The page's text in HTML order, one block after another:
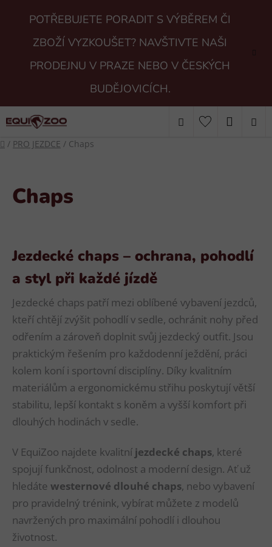
POTŘEBUJETE PORADIT S VÝBĚREM ČI
ZBOŽÍ VYZKOUŠET? NAVŠTIVTE NAŠI
PRODEJNU V PRAZE NEBO V ČESKÝCH
BUDĚJOVICÍCH.
Hledat
Domů
/ PRO JEZDCE / Chaps
Chaps
Jezdecké chaps – ochrana, pohodlí
a styl při každé jízdě
Jezdecké chaps patří mezi oblíbené vybavení jezdců,
kteří chtějí zvýšit pohodlí v sedle, ochránit nohy před
odřením a zároveň doplnit svůj jezdecký outfit. Jsou
praktickým řešením pro každodenní ježdění, práci
kolem koní i sportovní disciplíny. Díky kvalitním
materiálům a ergonomickému střihu poskytují větší
stabilitu, lepší kontakt s koněm a vyšší komfort při
dlouhých hodinách v sedle.
V EquiZoo najdete kvalitní jezdecké chaps, které
spojují funkčnost, odolnost a moderní design. Ať už
hledáte westernové dlouhé chaps, nebo vybavení
pro pravidelný trénink, vybírat můžete z modelů
navržených pro maximální pohodlí i dlouhou
životnost.